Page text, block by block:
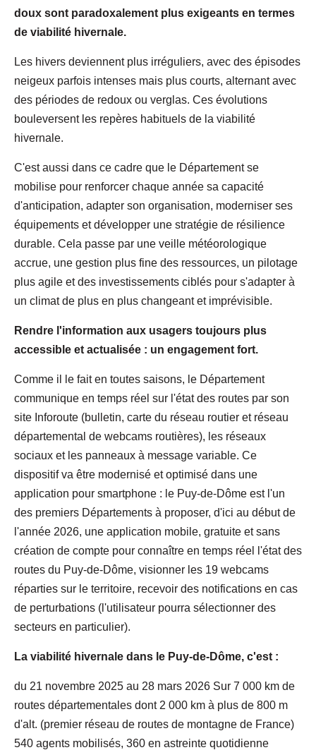
doux sont paradoxalement plus exigeants en termes
de viabilité hivernale.
Les hivers deviennent plus irréguliers, avec des épisodes
neigeux parfois intenses mais plus courts, alternant avec
des périodes de redoux ou verglas. Ces évolutions
bouleversent les repères habituels de la viabilité
hivernale.
C'est aussi dans ce cadre que le Département se
mobilise pour renforcer chaque année sa capacité
d'anticipation, adapter son organisation, moderniser ses
équipements et développer une stratégie de résilience
durable. Cela passe par une veille météorologique
accrue, une gestion plus fine des ressources, un pilotage
plus agile et des investissements ciblés pour s'adapter à
un climat de plus en plus changeant et imprévisible.
Rendre l'information aux usagers toujours plus
accessible et actualisée : un engagement fort.
Comme il le fait en toutes saisons, le Département
communique en temps réel sur l'état des routes par son
site Inforoute (bulletin, carte du réseau routier et réseau
départemental de webcams routières), les réseaux
sociaux et les panneaux à message variable. Ce
dispositif va être modernisé et optimisé dans une
application pour smartphone : le Puy-de-Dôme est l'un
des premiers Départements à proposer, d'ici au début de
l'année 2026, une application mobile, gratuite et sans
création de compte pour connaître en temps réel l'état des
routes du Puy-de-Dôme, visionner les 19 webcams
réparties sur le territoire, recevoir des notifications en cas
de perturbations (l'utilisateur pourra sélectionner des
secteurs en particulier).
La viabilité hivernale dans le Puy-de-Dôme, c'est :
du 21 novembre 2025 au 28 mars 2026 Sur 7 000 km de
routes départementales dont 2 000 km à plus de 800 m
d'alt. (premier réseau de routes de montagne de France)
540 agents mobilisés, 360 en astreinte quotidienne